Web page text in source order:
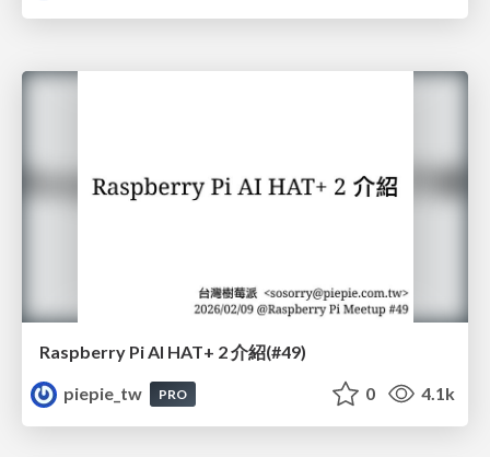
Raspberry Pi AI HAT+ 2 介紹(#49)
piepie_tw
PRO 0 4.1k